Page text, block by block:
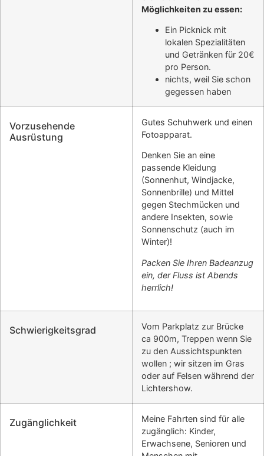
Möglichkeiten zu essen:
Ein Picknick mit
lokalen Spezialitäten
und Getränken für 20€
pro Person.
nichts, weil Sie schon
gegessen haben
Vorzusehende
Ausrüstung
Gutes Schuhwerk und einen
Fotoapparat.
Denken Sie an eine
passende Kleidung
(Sonnenhut, Windjacke,
Sonnenbrille) und Mittel
gegen Stechmücken und
andere Insekten, sowie
Sonnenschutz (auch im
Winter)!
Packen Sie Ihren Badeanzug
ein, der Fluss ist Abends
herrlich!
Schwierigkeitsgrad
Vom Parkplatz zur Brücke
ca 900m, Treppen wenn Sie
zu den Aussichtspunkten
wollen ; wir sitzen im Gras
oder auf Felsen während der
Lichtershow.
Zugänglichkeit
Meine Fahrten sind für alle
zugänglich: Kinder,
Erwachsene, Senioren und